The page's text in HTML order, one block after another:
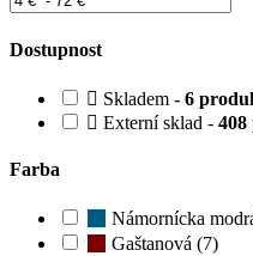
Dostupnost
Skladem - 6
Externí sklad -
Farba
Námornícka
Gaštanová (7)